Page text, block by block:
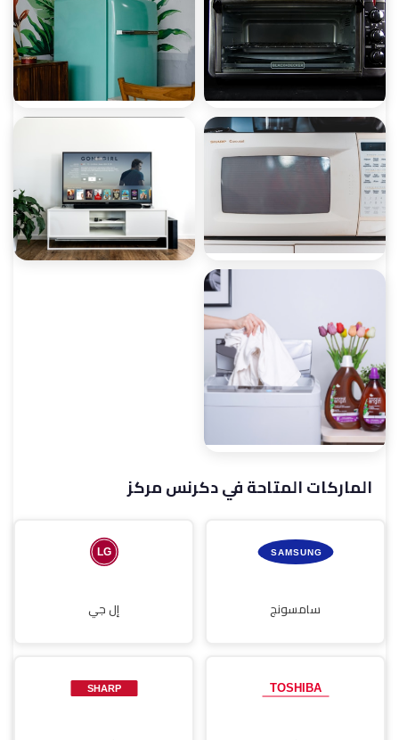
صيانة ثلاجات صيانة غسالات
صيانة ميكروويف صيانة ديب فريزر
صيانة غسالات أطباق
صيانة مجففات
الماركات المتاحة في دكرنس مركز
سامسونج إل جي